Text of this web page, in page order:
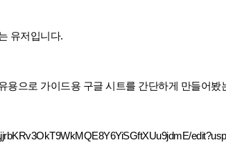
유저입니다.
용으로 가이드용 구글 시트를 간단하게 만들어봤